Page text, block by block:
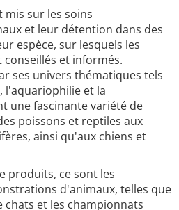
mis sur les soins
et leur détention dans des
espèce, sur lesquels les
et informés.
ses univers thématiques tels
l'aquariophilie et la
une fascinante variété de
poissons et reptiles aux
ainsi qu'aux chiens et
produits, ce sont les
d'animaux, telles que
et les championnats